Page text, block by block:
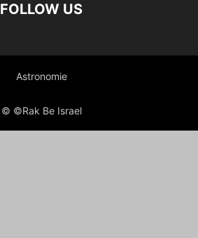
FOLLOW US
Astronomie
© ©Rak Be Israel